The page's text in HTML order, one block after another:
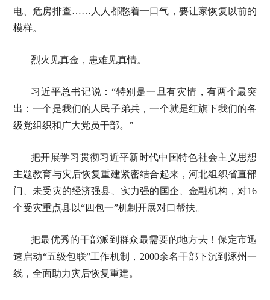
电、危房排查……人人都憋着一口气，要让家恢复以前的
模样。
烈火见真金，患难见真情。
习近平总书记说：“特别是一旦有灾情，有两个最突
出：一个是我们的人民子弟兵，一个就是红旗下我们的各
级党组织和广大党员干部。”
把开展学习贯彻习近平新时代中国特色社会主义思想
主题教育与灾后恢复重建紧密结合起来，河北组织省直部
门、未受灾的经济强县、实力强的国企、金融机构，对16
个受灾重点县以“四包一”机制开展对口帮扶。
把最优秀的干部派到群众最需要的地方去！保定市迅
速启动“五级包联”工作机制，2000余名干部下沉到涿州一
线，全面助力灾后恢复重建。